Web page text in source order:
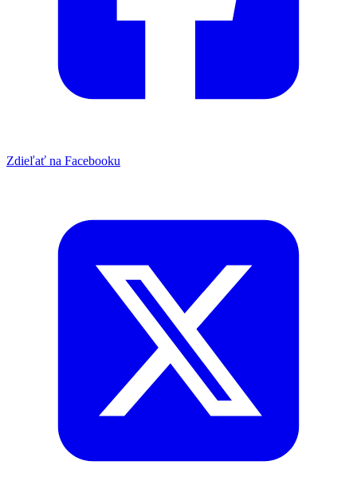
Zdieľať na Facebooku